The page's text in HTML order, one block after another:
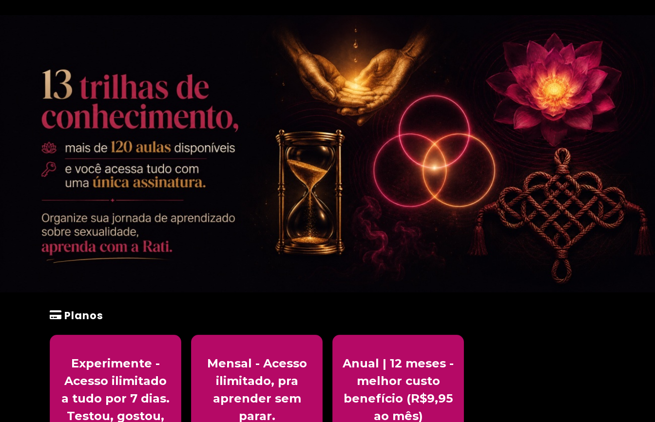
Planos
Experimente -
Acesso ilimitado
a tudo por 7 dias.
Testou, gostou,
Mensal - Acesso
ilimitado, pra
aprender sem
parar.
Anual | 12 meses -
melhor custo
benefício (R$9,95
ao mês)